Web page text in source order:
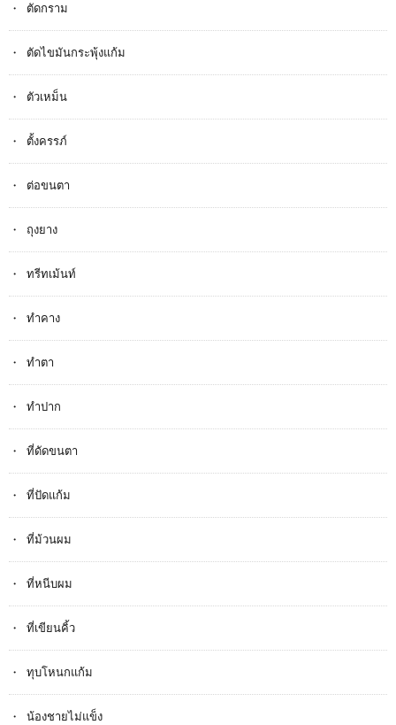
ตัดกราม
ตัดไขมันกระพุ้งแก้ม
ตัวเหม็น
ตั้งครรภ​์
ต่อขนตา
ถุงยาง
ทรีทเม้นท์
ทำคาง
ทำตา
ทำปาก
ที่ดัดขนตา
ที่ปัดแก้ม
ที่ม้วนผม
ที่หนีบผม
ที่เขียนคิ้ว
ทุบโหนกแก้ม
น้องชายไม่แข็ง